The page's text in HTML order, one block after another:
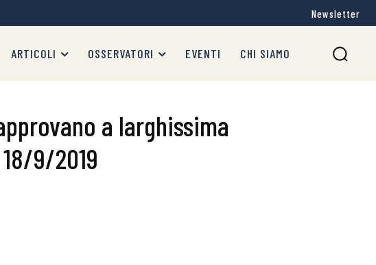
Newsletter
ARTICOLI OSSERVATORI EVENTI CHI SIAMO
a larghissima
9/2019